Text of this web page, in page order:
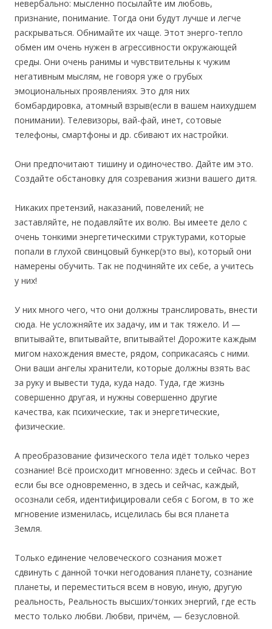
невербально: мысленно посылайте им любовь,
признание, понимание. Тогда они будут лучше и легче
раскрываться. Обнимайте их чаще. Этот энерго-тепло
обмен им очень нужен в агрессивности окружающей
среды. Они очень ранимы и чувствительны к чужим
негативным мыслям, не говоря уже о грубых
эмоциональных проявлениях. Это для них
бомбардировка, атомный взрыв(если в вашем наихудшем
понимании). Телевизоры, вай-фай, инет, сотовые
телефоны, смартфоны и др. сбивают их настройки.
Они предпочитают тишину и одиночество. Дайте им это.
Создайте обстановку для созревания жизни вашего дитя.
Никаких претензий, наказаний, повелений; не
заставляйте, не подавляйте их волю. Вы имеете дело с
очень тонкими энергетическими структурами, которые
попали в глухой свинцовый бункер(это вы), который они
намерены обучить. Так не подчиняйте их себе, а учитесь
у них!
У них много чего, что они должны транслировать, внести
сюда. Не усложняйте их задачу, им и так тяжело. И —
впитывайте, впитывайте, впитывайте! Дорожите каждым
мигом нахождения вместе, рядом, соприкасаясь с ними.
Они ваши ангелы хранители, которые должны взять вас
за руку и вывести туда, куда надо. Туда, где жизнь
совершенно другая, и нужны совершенно другие
качества, как психические, так и энергетические,
физические.
А преобразование физического тела идёт только через
сознание! Всё происходит мгновенно: здесь и сейчас. Вот
если бы все одновременно, в здесь и сейчас, каждый,
осознали себя, идентифицировали себя с Богом, в то же
мгновение изменилась, исцелилась бы вся планета
Земля.
Только единение человеческого сознания может
сдвинуть с данной точки негодования планету, сознание
планеты, и переместиться всем в новую, иную, другую
реальность, Реальность высших/тонких энергий, где есть
место только любви. Любви, причём, — безусловной.